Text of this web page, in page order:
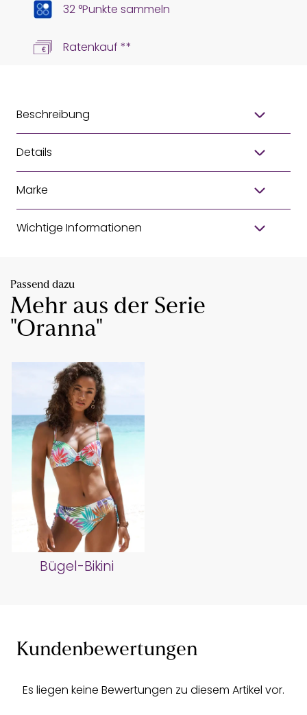
32 °Punkte sammeln
Ratenkauf **
Beschreibung
Details
Marke
Wichtige Informationen
Passend dazu
Mehr aus der Serie
"Oranna"
Bügel-Bikini
Kundenbewertungen
Es liegen keine Bewertungen zu diesem Artikel vor.